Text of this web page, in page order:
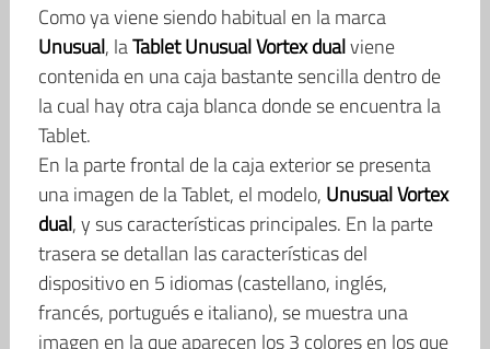
Como ya viene siendo habitual en la marca
Unusual, laTablet Unusual Vortex dualviene
contenida en una caja bastante sencilla dentro de
la cual hay otra caja blanca donde se encuentra la
Tablet.
En la parte frontal de la caja exterior se presenta
una imagen de la Tablet, el modelo, Unusual Vortex
dual, y sus características principales. En la parte
trasera se detallan las características del
dispositivo en 5 idiomas (castellano, inglés,
francés, portugués e italiano), se muestra una
imagen en la que aparecen los 3 colores en los que